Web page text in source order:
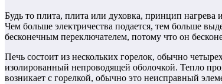
Будь то плита, плита или духовка, принцип нагрева
Чем больше электричества подается, тем больше
бесконечным переключателем, потому что он
Печь состоит из нескольких горелок, обычно
изолированный непроводящей оболочкой. Тепло
возникает с горелкой, обычно это неисправный